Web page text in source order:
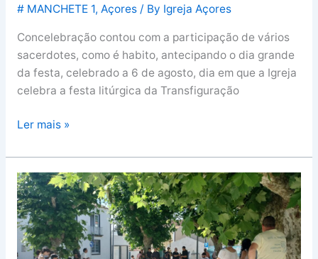
# MANCHETE 1, Açores/ By Igreja Açores
Concelebração contou com a participação de vários
sacerdotes, como é habito, antecipando o dia grande
da festa, celebrado a 6 de agosto, dia em que a Igreja
celebra a festa litúrgica da Transfiguração
do
Bom
Jesus
Ler mais »
“O
Senhor
nunca
nos
abandona”: